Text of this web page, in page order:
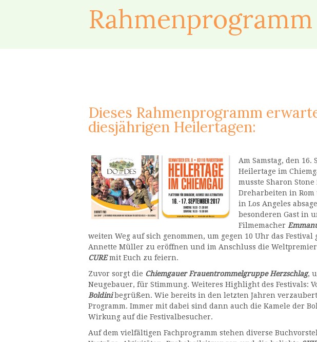
Dieses Rahmenprogramm
diesjährigen Heilertagen:
Am Samstag, den
Heilertage im
musste Sharon
Dreharbeiten in
in Los Angeles
besonderen Gast in
Filmemacher
weiten Weg auf sich genommen, um gegen 10 Uhr das
Annette Müller zu eröffnen und im Anschluss die
CUREmit Euch zu feiern.
Zuvor sorgt die Chiemgauer Frauentrommelgruppe Herzschlag,
Neugebauer, für Stimmung. Weiteres Highlight des Festivals:
Boldinibegrüßen. Wie bereits in den letzten Jahren
Programm. Immer mit dabei sind dann auch die Kamele der
Wirkung auf die Festivalbesucher.
Auf dem vielfältigen Fachprogramm stehen diverse